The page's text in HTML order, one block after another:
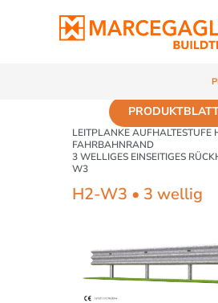
LEITPLANKE AUFHALTESTUFE
FAHRBAHNRAND
3 WELLIGES EINSEITIGES
W3
H2-W3 • 3 wellig